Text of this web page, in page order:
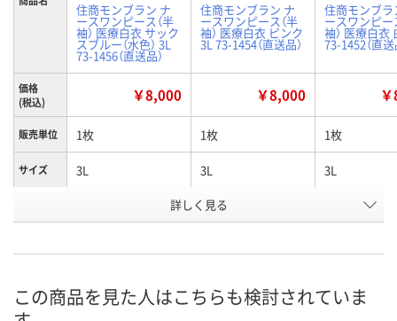
住商モンブラン ナ
ースワンピース（半
袖） 医療白衣 サック
スブルー（水色） 3L
73-1456（直送品）
住商モンブラン ナ
ースワンピース（半
袖） 医療白衣 ピンク
3L 73-1454（直送品）
住商モンブラ
ースワンピー
袖） 医療白衣
73-1452（直送
価格
(税込)
￥8,000 ￥8,000
販売単位 1枚 1枚 1枚
サイズ 3L 3L 3L
サックスブルー（水
色）
ピンク
お申込番
在庫 あり 直送品 わずか
詳しく見る
この商品を見た人はこちらも検討されていま